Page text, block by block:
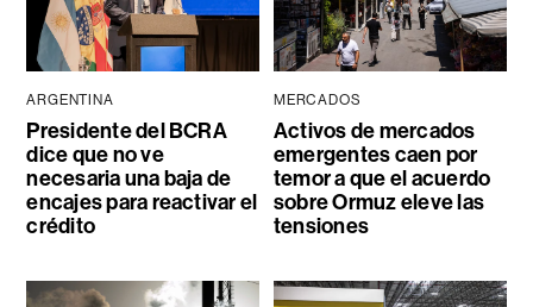
ARGENTINA
Presidente del BCRA
dice que no ve
necesaria una baja de
encajes para reactivar el
crédito
MERCADOS
Activos de mercados
emergentes caen por
temor a que el acuerdo
sobre Ormuz eleve las
tensiones